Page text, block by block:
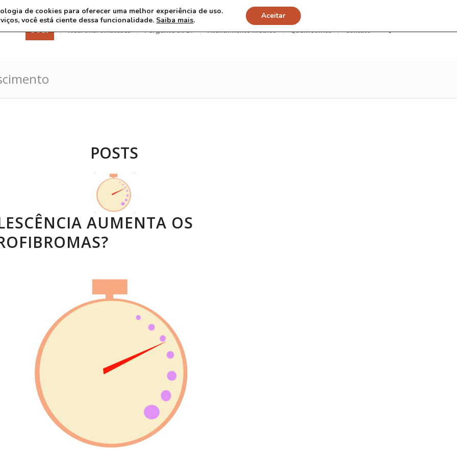
3 8 26 Neurofibromatoses Pergunte ao Dr Atendimento Médico Quem somos Contato
POSTS
AUMENTA OS
de cookies para oferecer uma melhor experiência de uso.
você está ciente dessa funcionalidade. Saiba mais. Aceitar